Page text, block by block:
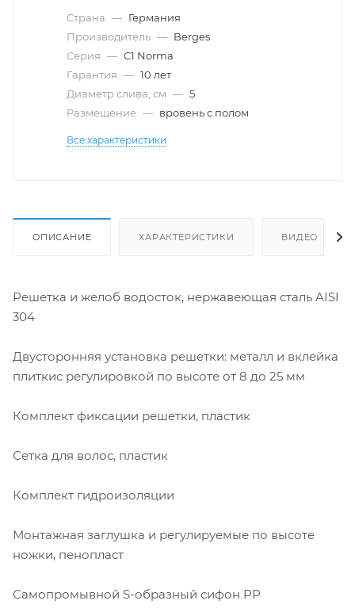
Страна — Германия
Производитель — Berges
Серия — C1 Norma
Гарантия — 10 лет
Диаметр слива, см — 5
Размещение — вровень с полом
Все характеристики
ОПИСАНИЕ ХАРАКТЕРИСТИКИ ВИДЕО
Решетка и желоб водосток, нержавеющая сталь AISI
304
Двусторонняя установка решетки: металл и вклейка
плиткис регулировкой по высоте от 8 до 25 мм
Комплект фиксации решетки, пластик
Сетка для волос, пластик
Комплект гидроизоляции
Монтажная заглушка и регулируемые по высоте
ножки, пенопласт
Самопромывной S-образный сифон PP